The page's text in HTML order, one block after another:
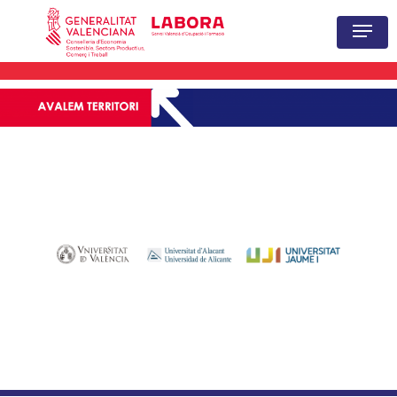
Hit enter to search or ESC to close